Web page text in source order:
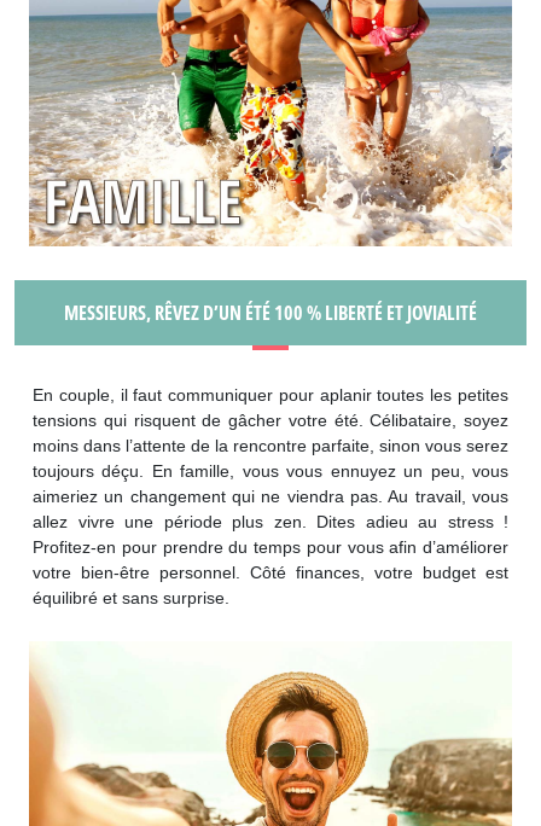
MESSIEURS, RÊVEZ D’UN ÉTÉ 100 % LIBERTÉ ET JOVIALITÉ
En couple, il faut communiquer pour aplanir toutes les petites
tensions qui risquent de gâcher votre été. Célibataire, soyez
moins dans l’attente de la rencontre parfaite, sinon vous serez
toujours déçu. En famille, vous vous ennuyez un peu, vous
aimeriez un changement qui ne viendra pas. Au travail, vous
allez vivre une période plus zen. Dites adieu au stress !
Profitez-en pour prendre du temps pour vous afin d’améliorer
votre bien-être personnel. Côté finances, votre budget est
équilibré et sans surprise.